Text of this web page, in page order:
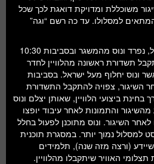
משוכללת ומדויקת דואגת לכך שכל
למסלולו. עד כה רשם “וגה”
בשעה 6:18 בבוקר שעון ישראל, נפרד ונוס מהמשגר ובסביבות 10:30
תשדורת ראשונה מהלוויין לחדר
ונוס יחלוף מעל ישראל. בסביבות
לאחר השיגור, צפויה להתקבל התשדורת
בחינת ביצועי הלוויין, שאותן יצלם ונוס
והתמונות לאחר עיבוד יופצו
השיגור. ונוס מתוכנן לפעול בחלל
יוסט למסלול נמוך יותר. במסגרת תוכנית
(ורצה מזה שנה), תלמידים
האוויר שיתקבלו מהלוויין.